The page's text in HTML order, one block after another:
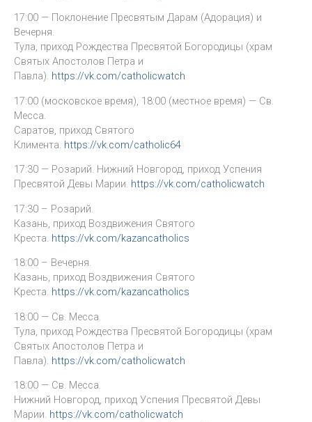
17:00 — Поклонение Пресвятым Дарам (Адорация) и
Вечерня.
Тула, приход Рождества Пресвятой Богородицы (храм
Святых Апостолов Петра и
Павла). https://vk.com/catholicwatch
17:00 (московское время), 18:00 (местное время) — Св.
Месса.
Саратов, приход Святого
Климента. https://vk.com/catholic64
17:30 — Розарий. Нижний Новгород, приход Успения
Пресвятой Девы Марии. https://vk.com/catholicwatch
17:30 – Розарий.
Казань, приход Воздвижения Святого
Креста. https://vk.com/kazancatholics
18:00 – Вечерня.
Казань, приход Воздвижения Святого
Креста. https://vk.com/kazancatholics
18:00 — Св. Месса.
Тула, приход Рождества Пресвятой Богородицы (храм
Святых Апостолов Петра и
Павла). https://vk.com/catholicwatch
18:00 — Св. Месса.
Нижний Новгород, приход Успения Пресвятой Девы
Марии. https://vk.com/catholicwatch